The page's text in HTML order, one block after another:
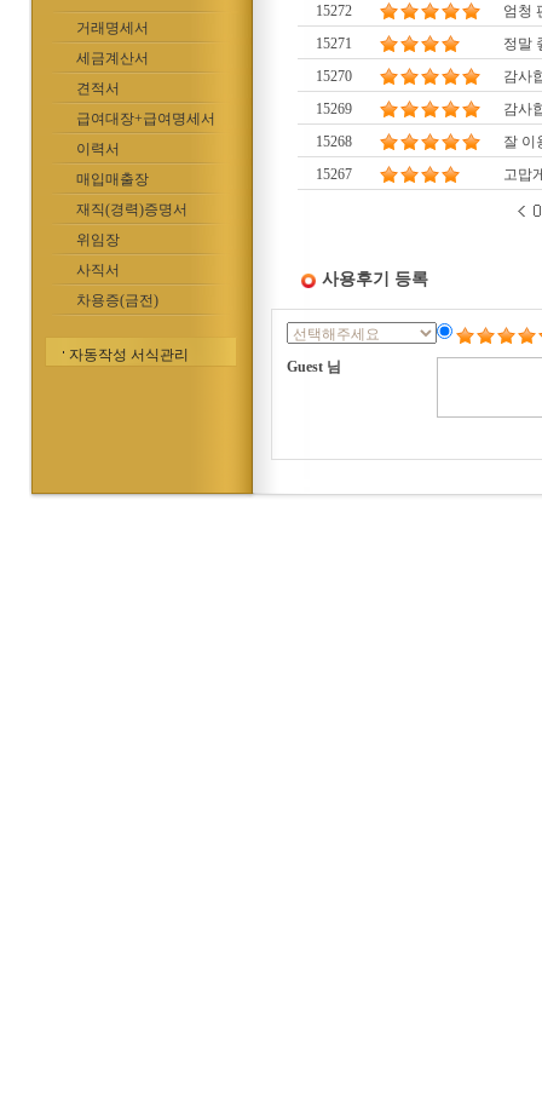
거래명세서
세금계산서
견적서
급여대장+급여명세서
이력서
매입매출장
재직(경력)증명서
위임장
사직서
차용증(금전)
자동작성 서식관리
15272
엄청
15271
정말
15270
감사
15269
감사
15268
잘 이
15267
고맙
사용후기 등록
Guest 님